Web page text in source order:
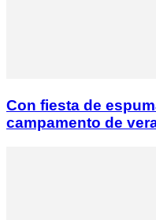
Con fiesta de
campamento de